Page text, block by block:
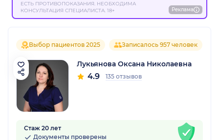
ЕСТЬ ПРОТИВОПОКАЗАНИЯ. НЕОБХОДИМА
КОНСУЛЬТАЦИЯ СПЕЦИАЛИСТА. 18+
Реклама
Выбор пациентов 2025 Записалось 957 человек
Лукьянова Оксана Николаевна
4.9 135 отзывов
Стаж 20 лет
Документы проверены